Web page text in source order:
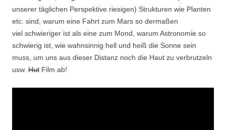
unserer täglichen Perspektive riesigen) Strukturen wie Planten
etc. sind, warum eine Fahrt zum Mars so dermaßen
viel schwieriger ist als eine zum Mond, warum Astronomie so
schwierig ist, wie wahnsinnig hell und heiß die Sonne sein
muss, um uns aus dieser Distanz noch die Haut zu verbrutzeln
usw. Hut Film ab!